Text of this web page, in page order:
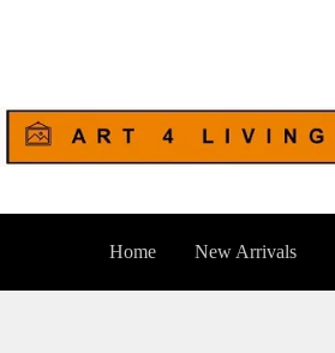
Home New Arrivals